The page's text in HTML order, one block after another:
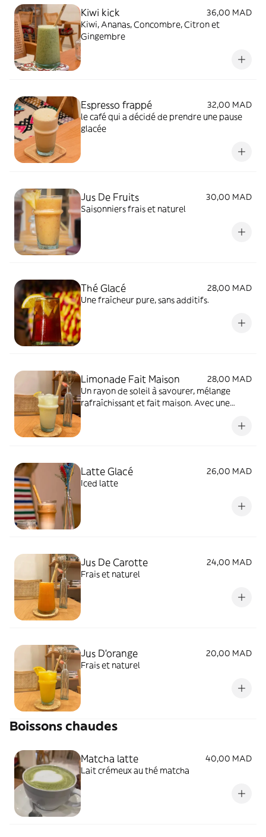
Kiwi kick
36,00 MAD
Kiwi, Ananas, Concombre, Citron et
Gingembre
Espresso frappé
32,00 MAD
le café qui a décidé de prendre une pause
glacée
Jus De Fruits
30,00 MAD
Saisonniers frais et naturel
Thé Glacé
28,00 MAD
Une fraîcheur pure, sans additifs.
Limonade Fait Maison
28,00 MAD
Un rayon de soleil à savourer, mélange
rafraîchissant et fait maison. Avec une
Latte Glacé
26,00 MAD
Iced latte
Jus De Carotte
24,00 MAD
Frais et naturel
Jus D'orange
20,00 MAD
Frais et naturel
Boissons chaudes
Matcha latte
40,00 MAD
Lait crémeux au thé matcha